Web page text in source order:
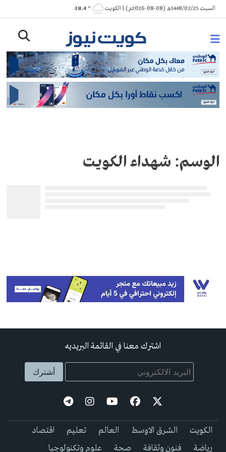
Skip
to
السبت 1448/02/25هـ (08-08-2026م) | الكويت ° 38.4
الوسم: شهداء الكويت
اشترك معنا في القائمة البريديه
الكويت الشرق الاوسط العالم تعليم
اقتصاد
رياضة
فنون وثقافة صحة علوم وتكنولوجيا